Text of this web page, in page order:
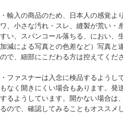
・輸入の商品のため、日本人の感覚よ
ワ、小さな汚れ・スレ、縫製が荒い・
すい、スパンコール落ちる、におい、
加減による写真との色差など）写真と
ので、細部にこだわる方は控えてくださ
・ファスナーは入念に検品するよう
もなく開きにくい場合もあります。発
するようしています。開かない場合は
るので、確認してみることもオススメ